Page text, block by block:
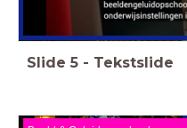
Slide 5 - Tekstslide